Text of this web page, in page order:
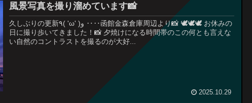
風景写真を撮り溜めています📸
久しぶりの更新٩( 'ω' )و ‥‥函館金森倉庫周辺より📸 🕊️🕊️🕊️ お休みの
日に撮り歩いてきました！📸 夕焼けになる時間帯のこの何とも言えな
い自然のコントラストを撮るのが大好...
2025.10.29